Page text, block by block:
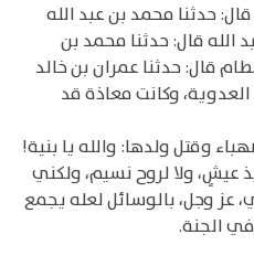
حدثنا محمد بن عبد الله
الله قال: حدثنا محمد بن
قال: حدثنا عمران بن خالد
وكانت معاذة قد
وقتل ولدها: والله يا بنية!
عيشٍ، ولا لروح نسيم، ولكني
عز وجل، بالوسائل لعله يجمع
الجنة.